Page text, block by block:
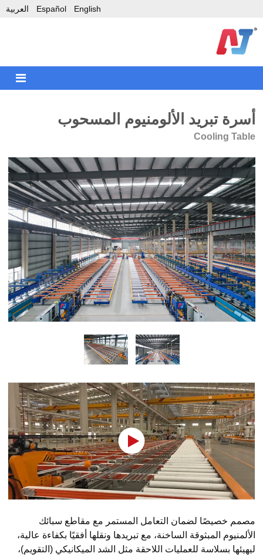
English
Español العربية
أسرة تبريد الألومنيوم المسحوب
Cooling Table
مصمم خصيصًا لضمان التعامل المستمر مع مقاطع سبائك
الألمنيوم المبثوقة الساخنة، مع تبريدها ونقلها أفقيًا بكفاءة عالية،
ليهيئها بسلاسة للعمليات اللاحقة مثل الشد الميكانيكي (التقويم)،